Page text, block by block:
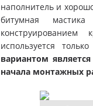
наполнитель и
битумная мастика
используется
вариантом
начала монтажных